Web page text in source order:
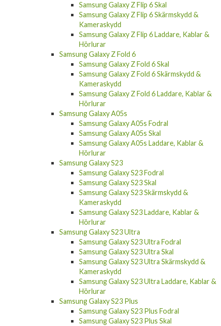
Samsung Galaxy Z Flip 6 Skal
Samsung Galaxy Z Flip 6 Skärmskydd &
Kameraskydd
Samsung Galaxy Z Flip 6 Laddare, Kablar &
Hörlurar
Samsung Galaxy Z Fold 6
Samsung Galaxy Z Fold 6 Skal
Samsung Galaxy Z Fold 6 Skärmskydd &
Kameraskydd
Samsung Galaxy Z Fold 6 Laddare, Kablar &
Hörlurar
Samsung Galaxy A05s
Samsung Galaxy A05s Fodral
Samsung Galaxy A05s Skal
Samsung Galaxy A05s Laddare, Kablar &
Hörlurar
Samsung Galaxy S23
Samsung Galaxy S23 Fodral
Samsung Galaxy S23 Skal
Samsung Galaxy S23 Skärmskydd &
Kameraskydd
Samsung Galaxy S23 Laddare, Kablar &
Hörlurar
Samsung Galaxy S23 Ultra
Samsung Galaxy S23 Ultra Fodral
Samsung Galaxy S23 Ultra Skal
Samsung Galaxy S23 Ultra Skärmskydd &
Kameraskydd
Samsung Galaxy S23 Ultra Laddare, Kablar &
Hörlurar
Samsung Galaxy S23 Plus
Samsung Galaxy S23 Plus Fodral
Samsung Galaxy S23 Plus Skal